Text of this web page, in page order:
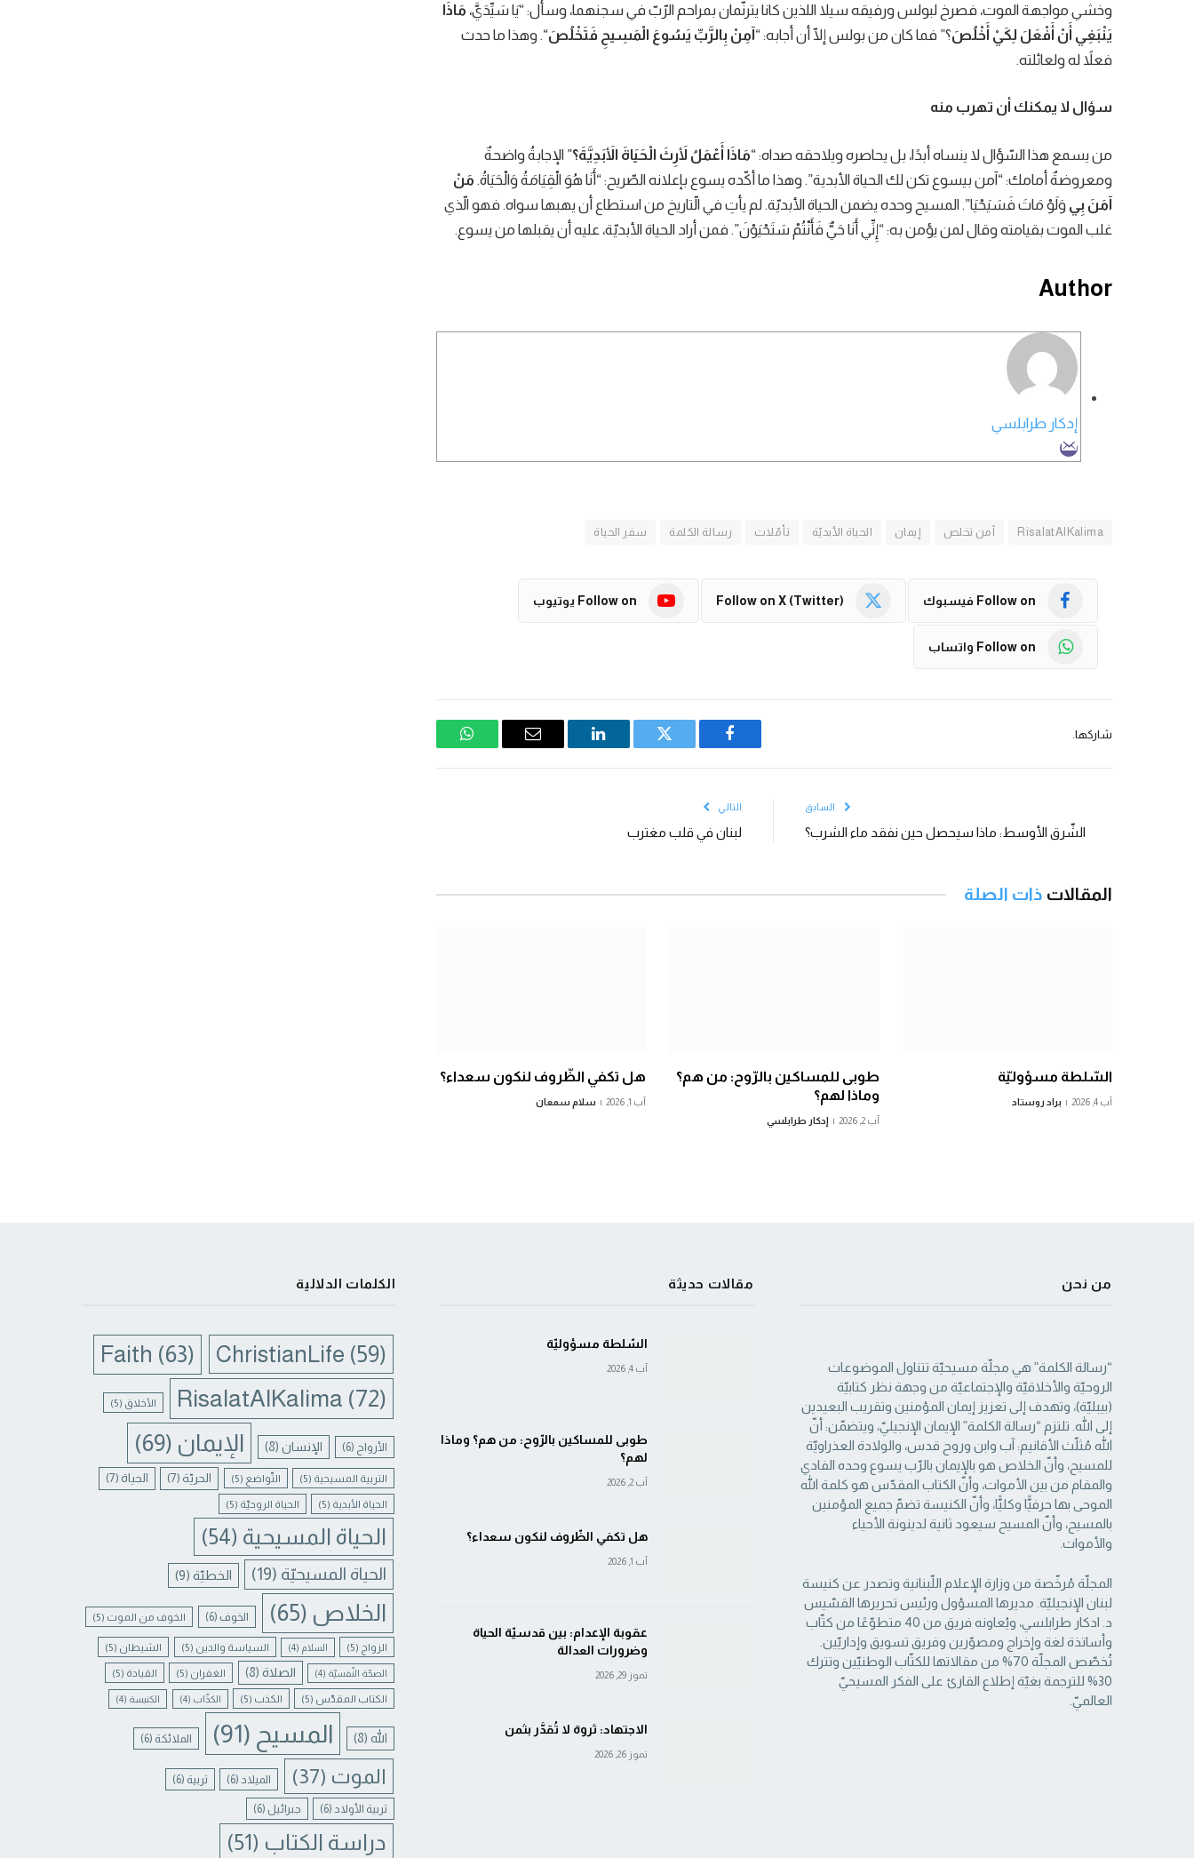
وخشي مواجهة الموت، فصرخ لبولس ورفيقه سيلا اللذين كانا يترنّمان بمراحم الرّبّ في سجنهما، وسأل: “يَا سَيِّدَيَّ، مَاذَا
يَنْبَغِي أَنْ أَفْعَلَ لِكَيْ أَخْلُصَ؟” فما كان من بولس إلّا أن أجابه: “آمِنْ بِالرَّبِّ يَسُوعَ الْمَسِيحِ فَتَخْلُصَ“. وهذا ما حدث
فعلاً له ولعائلته.
سؤال لا يمكنك أن تهرب منه
من يسمع هذا السّؤال لا ينساه أبدًا، بل يحاصره ويلاحقه صداه: “مَاذَا أَعْمَلُ لأَرِثَ الْحَيَاةَ الأَبَدِيَّةَ؟” الإجابةُ واضحةٌ
ومعروضةٌ أمامك: “آمن بيسوع تكن لك الحياة الأبدية”. وهذا ما أكّده يسوع بإعلانه الصّريح: “أَنَا هُوَ الْقِيَامَةُ وَالْحَيَاةُ. مَنْ
آمَنَ بِي وَلَوْ مَاتَ فَسَيَحْيَا”. المسيح وحده يضمن الحياة الأبديّة. لم يأتِ في الّتاريخ من استطاع أن يهبها سواه. فهو الّذي
غلب الموت بقيامته وقال لمن يؤمن به: “إِنِّي أَنَا حَيٌّ فَأَنْتُمْ سَتَحْيَوْنَ”. فمن أراد الحياة الأبديّة، عليه أن يقبلها من يسوع.
Author
إدكار طرابلسي
RisalatAlKalima آمن تخلص إيمان الحياة الأبديّة تأمّلات رسالة الكلمة سفر الحياة
Follow on فيسبوك Follow on X (Twitter) Follow on يوتيوب
Follow on واتساب
شاركها.
فيسبوك تويتر لينكدإن
البريد
واتساب
السابق
الشّرق الأوسط: ماذا سيحصل حين نفقد ماء الشرب؟
التالي
لبنان في قلب مغترب
المقالات ذات الصلة
السّلطة مسؤوليّة
آب 4, 2026 براد روستاد
طوبى للمساكين بالرّوح: من هم؟
وماذا لهم؟
آب 2, 2026 إدكار طرابلسي
هل تكفي الظّروف لنكون سعداء؟
آب 1, 2026 سلام سمعان
من نحن
“رسالة الكلمة” هي مجلّة مسيحيّة تتناول الموضوعات
الروحيّة والأخلاقيّة والإجتماعيّة من ‏وجهة نظر كتابيّة
(بيبليّة)، وتهدف إلى تعزيز إيمان المؤمنين وتقريب البعيدين
إلى الله. تلتزم “رسالة ‏الكلمة” الإيمان الإنجيليّ، ويتضمّن: أنّ
الله مُثلّث الأقانيم: آب وابن وروح قدس، والولادة العذراويّة
‏للمسيح، وأنّ الخلاص هو بالإيمان بالرّب يسوع وحده الفادي
والمقام من بين الأموات، وأنّ الكتاب ‏المقدّس هو كلمة الله
الموحى بها حرفيًّا وكليًّا، وأنّ الكنيسة تضمّ جميع المؤمنين
بالمسيح، وأنّ المسيح ‏سيعود ثانية لدينونة الأحياء
والأموات. ‏
المجلّة مُرخّصة من وزارة الإعلام اللّبنانية وتصدر عن كنيسة
لبنان الإنجيليّة. مديرها المسؤول ‏ورئيس تحريرها القسّيس
د. ادكار طرابلسي، ويُعاونه فريق من 40 متطوّعًا من كتّاب
وأساتذة لغة ‏وإخراج ومصوّرين وفريق تسويق وإداريّين.
تُخصّص المجلّة 70% من مقالاتها للكتّاب الوطنيّين ‏وتترك
30% للترجمة بغيّة إطلاع القارئ على الفكر المسيحيّ
العالميّ.‏
مقالات حديثة
السّلطة مسؤوليّة
آب 4, 2026
طوبى للمساكين بالرّوح: من هم؟ وماذا
لهم؟
آب 2, 2026
هل تكفي الظّروف لنكون سعداء؟
آب 1, 2026
عقوبة الإعدام: بين قدسيّة الحياة
وضرورات العدالة
تموز 29, 2026
الاجتهاد: ثروة لا تُقدَّر بثمن
تموز 26, 2026
الكلمات الدلالية
ChristianLife (59)
Faith (63)
RisalatAlKalima (72) الأخلاق (5)
الأرواح (6) الإنسان(8) الإيمان (69)
التربية المسيحية (5) التّواضع (5) الحريّة (7) الحياة (7)
الحياة الأبدية (5) الحياة الروحيّة (5)
الحياة المسيحية (54)
الحياة المسيحيّة (19) الخطيّة(9)
الخلاص (65) الخوف (6) الخوف من الموت (5)
الزواج (5) السلام (4) السياسة والدين (5) الشيطان (5)
الصحّة النّفسيّة (4) الصلاة (8) الغفران (5) القيادة (5)
الكتاب المقدّس (5) الكذب (5) الكذّاب (4) الكنيسة (4)
الله (8) المسيح (91) الملائكة (6)
الموت (37) الميلاد (6) تربية (6)
تربية الأولاد (6) جبرائيل (6)
دراسة الكتاب (51)